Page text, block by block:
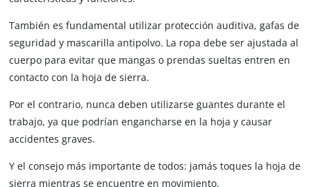
También es fundamental utilizar protección auditiva, gafas de
seguridad y mascarilla antipolvo. La ropa debe ser ajustada al
cuerpo para evitar que mangas o prendas sueltas entren en
contacto con la hoja de sierra.
Por el contrario, nunca deben utilizarse guantes durante el
trabajo, ya que podrían engancharse en la hoja y causar
accidentes graves.
Y el consejo más importante de todos: jamás toques la hoja de
sierra mientras se encuentre en movimiento.